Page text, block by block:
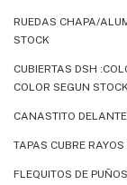
RUEDAS CHAPA/
STOCK
CUBIERTAS DSH
COLOR SEGUN STOCK
CANASTITO
TAPAS CUBRE
FLEQUITOS DE